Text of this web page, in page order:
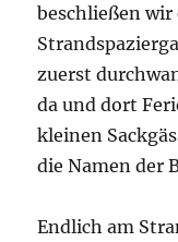
beschließen
zuerst
da und dort
kleinen
die Namen der
Endlich am